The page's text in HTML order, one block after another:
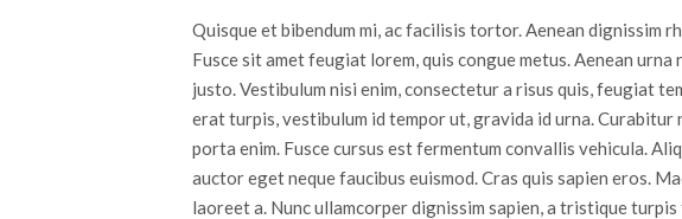
Quisque et bibendum mi, ac facilisis tortor. Aenean dignissim
Fusce sit amet feugiat lorem, quis congue metus. Aenean
justo. Vestibulum nisi enim, consectetur a risus quis, feugiat
erat turpis, vestibulum id tempor ut, gravida id urna.
porta enim. Fusce cursus est fermentum convallis vehicula.
auctor eget neque faucibus euismod. Cras quis sapien eros.
laoreet a. Nunc ullamcorper dignissim sapien, a tristique